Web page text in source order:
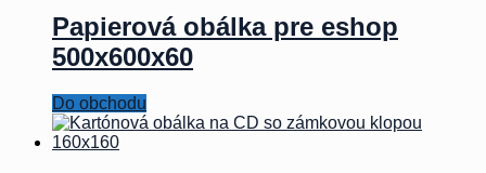
Papierová obálka pre eshop
500x600x60
Do obchodu